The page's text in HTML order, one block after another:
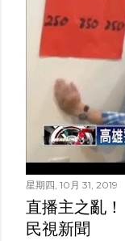
星期四, 10月 31, 2019
直播主之亂
民視新聞